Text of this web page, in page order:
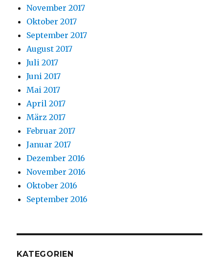
November 2017
Oktober 2017
September 2017
August 2017
Juli 2017
Juni 2017
Mai 2017
April 2017
März 2017
Februar 2017
Januar 2017
Dezember 2016
November 2016
Oktober 2016
September 2016
KATEGORIEN